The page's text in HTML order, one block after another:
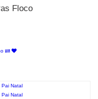
Floco